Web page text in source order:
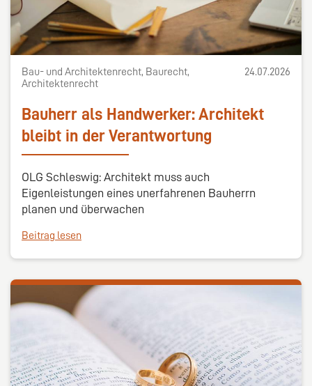
Bau- und Architektenrecht, Baurecht,
Architektenrecht
24.07.2026
Bauherr als Handwerker: Architekt
bleibt in der Verantwortung
OLG Schleswig: Architekt muss auch
Eigenleistungen eines unerfahrenen Bauherrn
planen und überwachen
Beitrag lesen